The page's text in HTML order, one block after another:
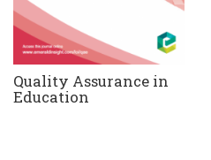
Quality Assurance in
Education